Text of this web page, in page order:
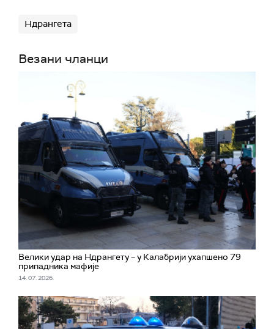
Ндрангета
Везани чланци
Велики удар на Ндрангету – у Калабрији ухапшено 79
припадника мафије
14. 07. 2026.